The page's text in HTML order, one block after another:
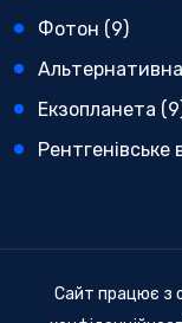
Фотон (9)
Альтернативна
Екзопланета
Сайт працює з